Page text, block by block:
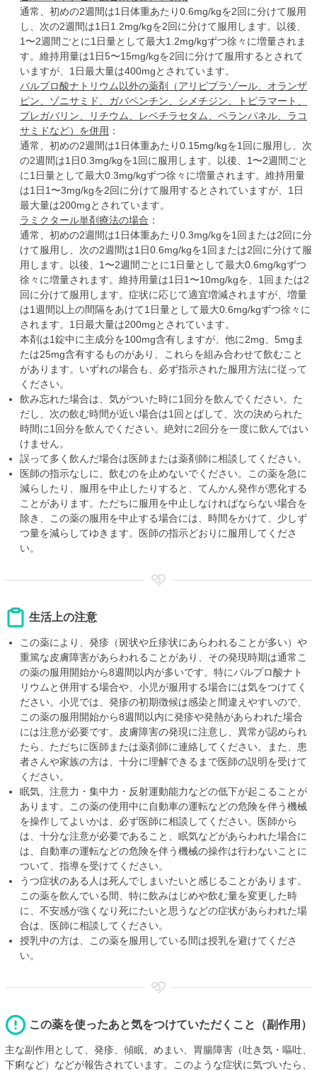
通常、初めの2週間は1日体重あたり0.6mg/kgを2回に分けて服用
し、次の2週間は1日1.2mg/kgを2回に分けて服用します。以後、
1〜2週間ごとに1日量として最大1.2mg/kgずつ徐々に増量されま
す。維持用量は1日5〜15mg/kgを2回に分けて服用するとされて
いますが、1日最大量は400mgとされています。
バルプロ酸ナトリウム以外の薬剤（アリピプラゾール、オランザ
ピン、ゾニサミド、ガバペンチン、シメチジン、トピラマート、
プレガバリン、リチウム、レベチラセタム、ペランパネル、ラコ
サミドなど）を併用 ：
通常、初めの2週間は1日体重あたり0.15mg/kgを1回に服用し、次
の2週間は1日0.3mg/kgを1回に服用します。以後、1〜2週間ごと
に1日量として最大0.3mg/kgずつ徐々に増量されます。維持用量
は1日1〜3mg/kgを2回に分けて服用するとされていますが、1日
最大量は200mgとされています。
ラミクタール単剤療法の場合 ：
通常、初めの2週間は1日体重あたり0.3mg/kgを1回または2回に分
けて服用し、次の2週間は1日0.6mg/kgを1回または2回に分けて服
用します。以後、1〜2週間ごとに1日量として最大0.6mg/kgずつ
徐々に増量されます。維持用量は1日1〜10mg/kgを、1回または2
回に分けて服用します。症状に応じて適宜増減されますが、増量
は1週間以上の間隔をあけて1日量として最大0.6mg/kgずつ徐々に
されます。1日最大量は200mgとされています。
本剤は1錠中に主成分を100mg含有しますが、他に2mg、5mgま
たは25mg含有するものがあり、これらを組み合わせて飲むこと
があります。いずれの場合も、必ず指示された服用方法に従って
ください。
飲み忘れた場合は、気がついた時に1回分を飲んでください。た
だし、次の飲む時間が近い場合は1回とばして、次の決められた
時間に1回分を飲んでください。絶対に2回分を一度に飲んではい
けません。
誤って多く飲んだ場合は医師または薬剤師に相談してください。
医師の指示なしに、飲むのを止めないでください。この薬を急に
減らしたり、服用を中止したりすると、てんかん発作が悪化する
ことがあります。ただちに服用を中止しなければならない場合を
除き、この薬の服用を中止する場合には、時間をかけて、少しず
つ量を減らしてゆきます。医師の指示どおりに服用してくださ
い。
生活上の注意
この薬により、発疹（斑状や丘疹状にあらわれることが多い）や
重篤な皮膚障害があらわれることがあり、その発現時期は通常こ
の薬の服用開始から8週間以内が多いです。特にバルプロ酸ナト
リウムと併用する場合や、小児が服用する場合には気をつけてく
ださい。小児では、発疹の初期徴候は感染と間違えやすいので、
この薬の服用開始から8週間以内に発疹や発熱があらわれた場合
には注意が必要です。皮膚障害の発現に注意し、異常が認められ
たら、ただちに医師または薬剤師に連絡してください。また、患
者さんや家族の方は、十分に理解できるまで医師の説明を受けて
ください。
眠気、注意力・集中力・反射運動能力などの低下が起こることが
あります。この薬の使用中に自動車の運転などの危険を伴う機械
を操作してよいかは、必ず医師に相談してください。医師から
は、十分な注意が必要であること、眠気などがあらわれた場合に
は、自動車の運転などの危険を伴う機械の操作は行わないことに
ついて、指導を受けてください。
うつ症状のある人は死んでしまいたいと感じることがあります。
この薬を飲んでいる間、特に飲みはじめや飲む量を変更した時
に、不安感が強くなり死にたいと思うなどの症状があらわれた場
合は、医師に相談してください。
授乳中の方は、この薬を服用している間は授乳を避けてくださ
い。
この薬を使ったあと気をつけていただくこと（副作用）
主な副作用として、発疹、傾眠、めまい、胃腸障害（吐き気・嘔吐、
下痢など）などが報告されています。このような症状に気づいたら、